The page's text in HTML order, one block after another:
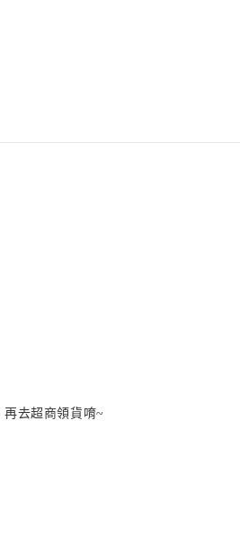
去超商領貨唷~